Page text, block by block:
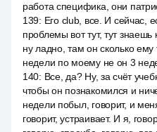
работа специфика, они
139: Его club, все. И сейчас,
проблемы вот тут, тут знаешь
ну ладно, там он сколько
недели по моему не он 3
140: Все, да? Ну, за счёт
чтобы он познакомился и
недели побыл, говорит, и
говорит, устраивает. И я,